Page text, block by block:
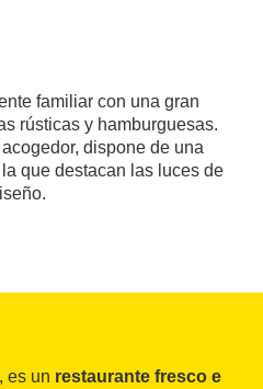
familiar con una gran
rústicas y hamburguesas.
dispone de una
que destacan las luces de
es un restaurante fresco e